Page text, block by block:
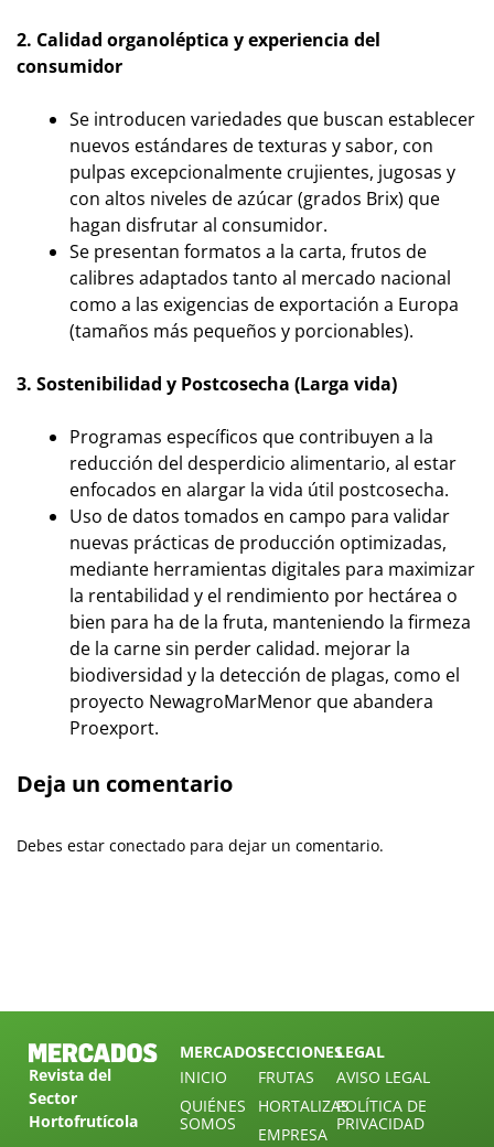
2. Calidad organoléptica y experiencia del
consumidor
Se introducen variedades que buscan establecer
nuevos estándares de texturas y sabor, con
pulpas excepcionalmente crujientes, jugosas y
con altos niveles de azúcar (grados Brix) que
hagan disfrutar al consumidor.
Se presentan formatos a la carta, frutos de
calibres adaptados tanto al mercado nacional
como a las exigencias de exportación a Europa
(tamaños más pequeños y porcionables).
3. Sostenibilidad y Postcosecha (Larga vida)
Programas específicos que contribuyen a la
reducción del desperdicio alimentario, al estar
enfocados en alargar la vida útil postcosecha.
Uso de datos tomados en campo para validar
nuevas prácticas de producción optimizadas,
mediante herramientas digitales para maximizar
la rentabilidad y el rendimiento por hectárea o
bien para ha de la fruta, manteniendo la firmeza
de la carne sin perder calidad. mejorar la
biodiversidad y la detección de plagas, como el
proyecto NewagroMarMenor que abandera
Proexport.
Deja un comentario
Debes estar conectado para dejar un comentario.
Revista del
Sector
Hortofrutícola
MERCADOS
INICIO
QUIÉNES
SOMOS
SECCIONES
FRUTAS
HORTALIZAS
EMPRESA
LEGAL
AVISO LEGAL
POLÍTICA DE
PRIVACIDAD